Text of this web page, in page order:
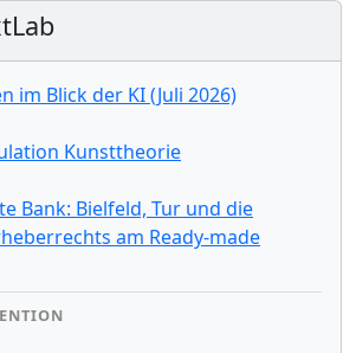
im Blick der KI (Juli 2026)
Kunsttheorie
Bank: Bielfeld, Tur und die
am Ready-made